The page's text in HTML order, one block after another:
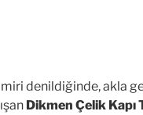
denildiğinde, akla
Dikmen Çelik Kapı